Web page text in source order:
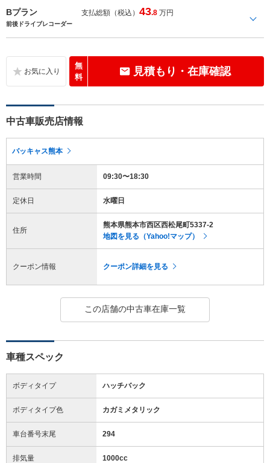
Bプラン 支払総額（税込）43.8 万円
前後ドライブレコーダー
無
料
見積もり・在庫確認
中古車販売店情報
バッキャス熊本
営業時間 09:30〜18:30
定休日 水曜日
住所
熊本県熊本市西区西松尾町5337-2
地図を見る（Yahoo!マップ）
クーポン情報 クーポン詳細を見る
この店舗の中古車在庫一覧
車種スペック
ボディタイプ ハッチバック
ボディタイプ色 カガミメタリック
車台番号末尾 294
排気量 1000cc